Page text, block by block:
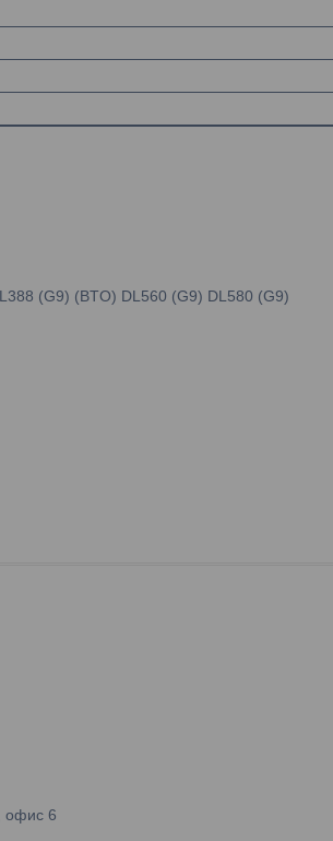
(G9) (BTO) DL560 (G9) DL580 (G9)
офис 6